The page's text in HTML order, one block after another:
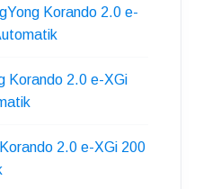
Korando 2.0 e-
Korando 2.0 e-XGi
2.0 e-XGi 200